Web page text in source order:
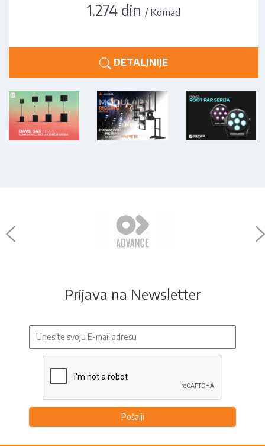
1.274 din / Komad
DETALJNIJE
Prijava na Newsletter
Pošalji